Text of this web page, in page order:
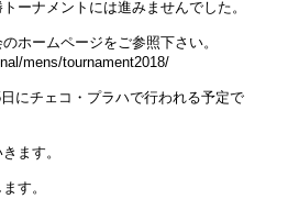
ーナメントには進みませんでした。
ホームページをご参照下さい。
mens/tournament2018/
にチェコ・プラハで行われる予定で
ます。
す。